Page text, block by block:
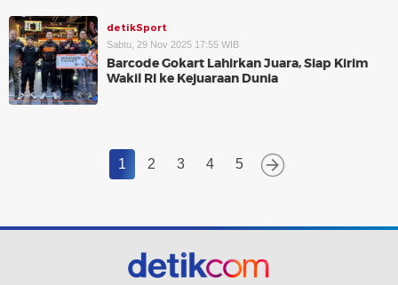
detikSport
Sabtu, 29 Nov 2025 17:55 WIB
Barcode Gokart Lahirkan Juara, Siap Kirim
Wakil RI ke Kejuaraan Dunia
1 2 3 4 5